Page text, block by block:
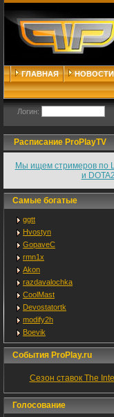
ГЛАВНАЯ НОВОСТИ
Логин:
Расписание ProPlayTV
Мы ищем стримеров по
и
Самые богатые
ggtt
Hvostyn
GopaveC
rmn1x
Akon
razdavalochka
CoolMast
Devostatortk
modify2h
Boevik
События ProPlay.ru
Сезон ставок The
Голосование